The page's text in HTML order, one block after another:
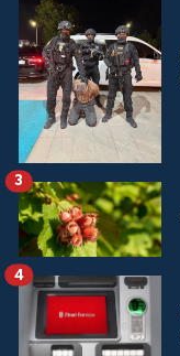
3
4